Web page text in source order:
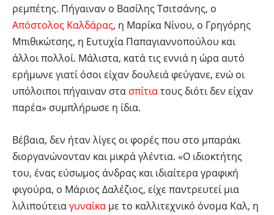
ρεμπέτης. Πήγαιναν ο Βασίλης Τσιτσάνης, ο
Απόστολος Καλδάρας, η Μαρίκα Νίνου, ο Γρηγόρης
Μπιθικώτσης, η Ευτυχία Παπαγιαννοπούλου και
άλλοι πολλοί. Μάλιστα, κατά τις εννιά η ώρα αυτό
ερήμωνε γιατί όσοι είχαν δουλειά φεύγανε, ενώ οι
υπόλοιποι πήγαιναν στα σπίτιατους διότι δεν είχαν
παρέα» συμπλήρωσε η ίδια.
Βέβαια, δεν ήταν λίγες οι φορές που στο μπαράκι
διοργανώνονταν και μικρά γλέντια. «Ο ιδιοκτήτης
του, ένας εύσωμος άνδρας και ιδιαίτερα γραφική
φιγούρα, ο Μάριος Δαλέζιος, είχε παντρευτεί μια
λιλιπούτειαγυναίκα με το καλλιτεχνικό όνομα Καλ, η